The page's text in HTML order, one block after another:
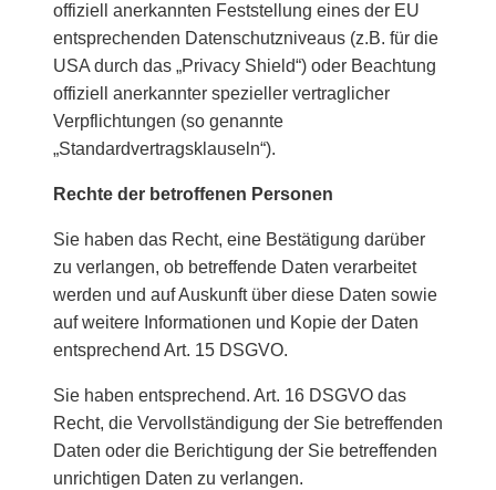
offiziell anerkannten Feststellung eines der EU
entsprechenden Datenschutzniveaus (z.B. für die
USA durch das „Privacy Shield“) oder Beachtung
offiziell anerkannter spezieller vertraglicher
Verpflichtungen (so genannte
„Standardvertragsklauseln“).
Rechte der betroffenen Personen
Sie haben das Recht, eine Bestätigung darüber
zu verlangen, ob betreffende Daten verarbeitet
werden und auf Auskunft über diese Daten sowie
auf weitere Informationen und Kopie der Daten
entsprechend Art. 15 DSGVO.
Sie haben entsprechend. Art. 16 DSGVO das
Recht, die Vervollständigung der Sie betreffenden
Daten oder die Berichtigung der Sie betreffenden
unrichtigen Daten zu verlangen.